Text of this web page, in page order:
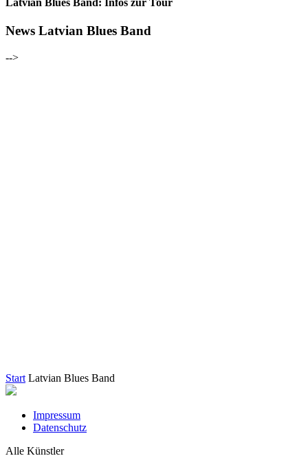
News Latvian Blues Band
-->
Start Latvian Blues Band
Impressum
Datenschutz
Alle Künstler